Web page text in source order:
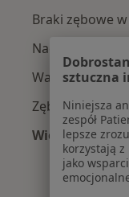
Braki zębowe
Nadwrażliwość
Wady zębów w
Zęby
Więcej (15)
Więcej w
sztuczna
Niniejsza
zespół
lepsze
korzystają
jako